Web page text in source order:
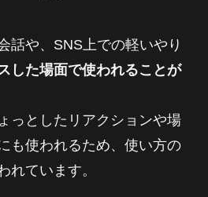
話や、SNS上での軽いやり
した場面で使われることが
っとしたリアクションや場
も使われるため、使い方の
れています。